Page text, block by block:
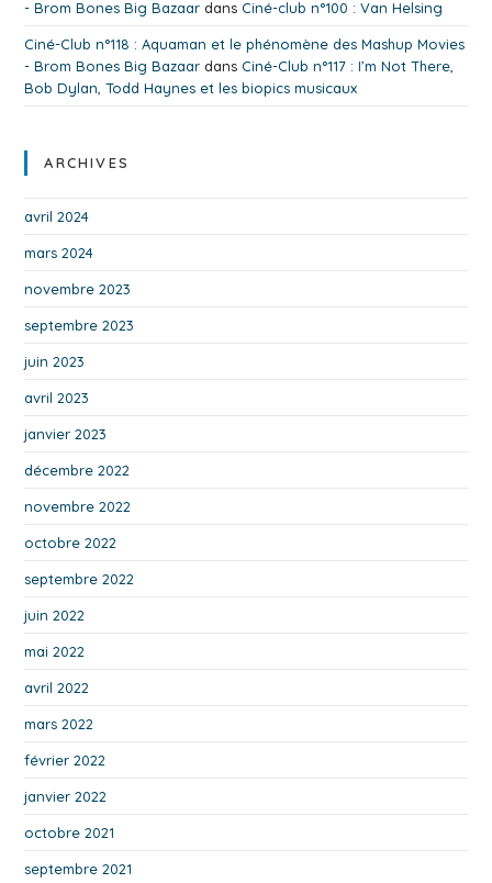
- Brom Bones Big Bazaar dans Ciné-club n°100 : Van Helsing
Ciné-Club n°118 : Aquaman et le phénomène des Mashup Movies
- Brom Bones Big Bazaar dans Ciné-Club n°117 : I’m Not There,
Bob Dylan, Todd Haynes et les biopics musicaux
ARCHIVES
avril 2024
mars 2024
novembre 2023
septembre 2023
juin 2023
avril 2023
janvier 2023
décembre 2022
novembre 2022
octobre 2022
septembre 2022
juin 2022
mai 2022
avril 2022
mars 2022
février 2022
janvier 2022
octobre 2021
septembre 2021